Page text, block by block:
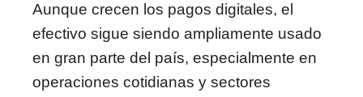
Aunque crecen los pagos digitales, el
efectivo sigue siendo ampliamente usado
en gran parte del país, especialmente en
operaciones cotidianas y sectores